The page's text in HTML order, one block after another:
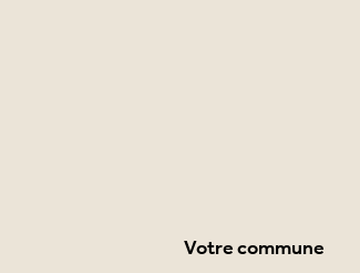
Votre commune